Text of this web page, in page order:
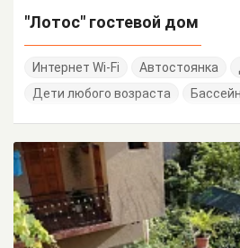
"Лотос" гостевой дом
Интернет Wi-Fi Автостоянка
Дети любого возраста
Бассейн